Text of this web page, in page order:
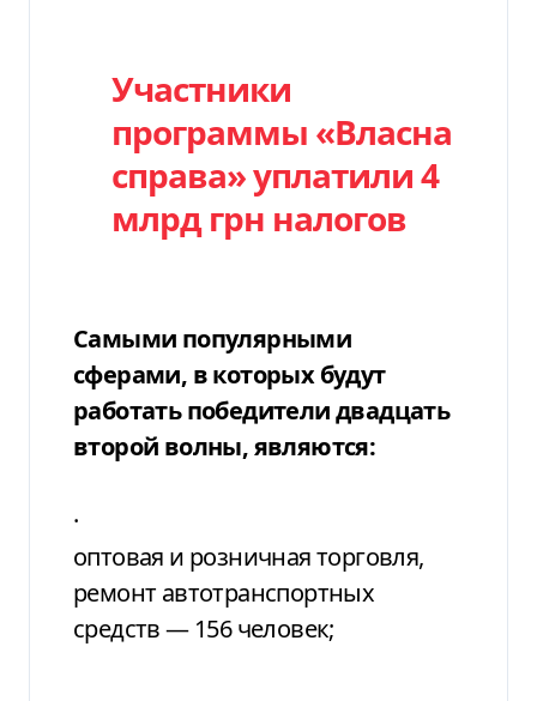
Участники
программы «Власна
справа» уплатили 4
млрд грн налогов
Самыми популярными
сферами, в которых будут
работать победители двадцать
второй волны, являются:
·
оптовая и розничная торговля,
ремонт автотранспортных
средств — 156 человек;